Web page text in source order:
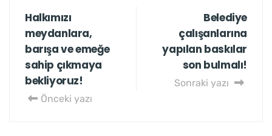
Halkımızı
meydanlara,
barışa ve emeğe
sahip çıkmaya
bekliyoruz!
Önceki yazı
Belediye
çalışanlarına
yapılan baskılar
son bulmalı!
Sonraki yazı